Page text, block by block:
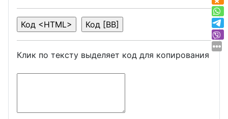
Клик по тексту выделяет код для копирования